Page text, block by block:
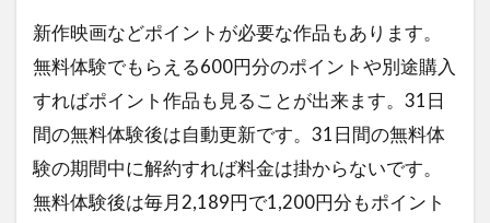
新作映画などポイントが必要な作品もあります。
無料体験でもらえる600円分のポイントや別途購入
すればポイント作品も見ることが出来ます。31日
間の無料体験後は自動更新です。31日間の無料体
験の期間中に解約すれば料金は掛からないです。
無料体験後は毎月2,189円で1,200円分もポイント